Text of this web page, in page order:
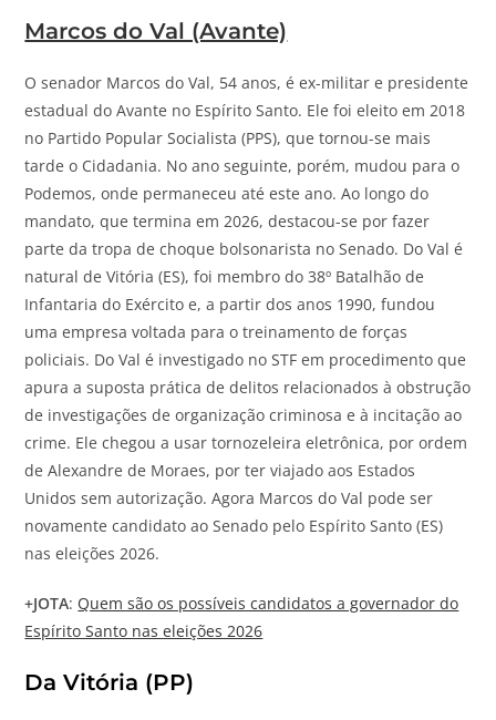
Marcos do Val (Avante)
O senador Marcos do Val, 54 anos, é ex-militar e presidente
estadual do Avante no Espírito Santo. Ele foi eleito em 2018
no Partido Popular Socialista (PPS), que tornou-se mais
tarde o Cidadania. No ano seguinte, porém, mudou para o
Podemos, onde permaneceu até este ano. Ao longo do
mandato, que termina em 2026, destacou-se por fazer
parte da tropa de choque bolsonarista no Senado. Do Val é
natural de Vitória (ES), foi membro do 38º Batalhão de
Infantaria do Exército e, a partir dos anos 1990, fundou
uma empresa voltada para o treinamento de forças
policiais. Do Val é investigado no STF em procedimento que
apura a suposta prática de delitos relacionados à obstrução
de investigações de organização criminosa e à incitação ao
crime. Ele chegou a usar tornozeleira eletrônica, por ordem
de Alexandre de Moraes, por ter viajado aos Estados
Unidos sem autorização. Agora Marcos do Val pode ser
novamente candidato ao Senado pelo Espírito Santo (ES)
nas eleições 2026.
+JOTA: Quem são os possíveis candidatos a governador do
Espírito Santo nas eleições 2026
Da Vitória (PP)